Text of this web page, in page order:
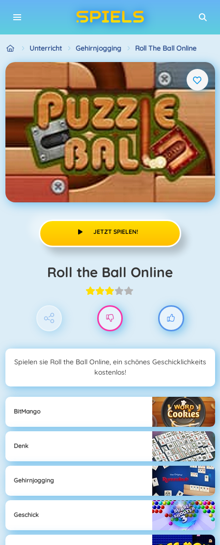
Unterricht Gehirnjogging Roll The Ball Online
JETZT SPIELEN!
Roll the Ball Online
Spielen sie Roll the Ball Online, ein schönes Geschicklichkeits
kostenlos!
BitMango
Denk
Gehirnjogging
Geschick